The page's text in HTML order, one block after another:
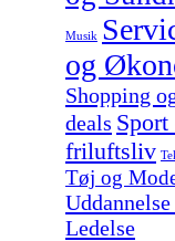
Musik
og
Shopping
deals Sport
friluftsliv
Tøj og
Uddannelse
Ledelse